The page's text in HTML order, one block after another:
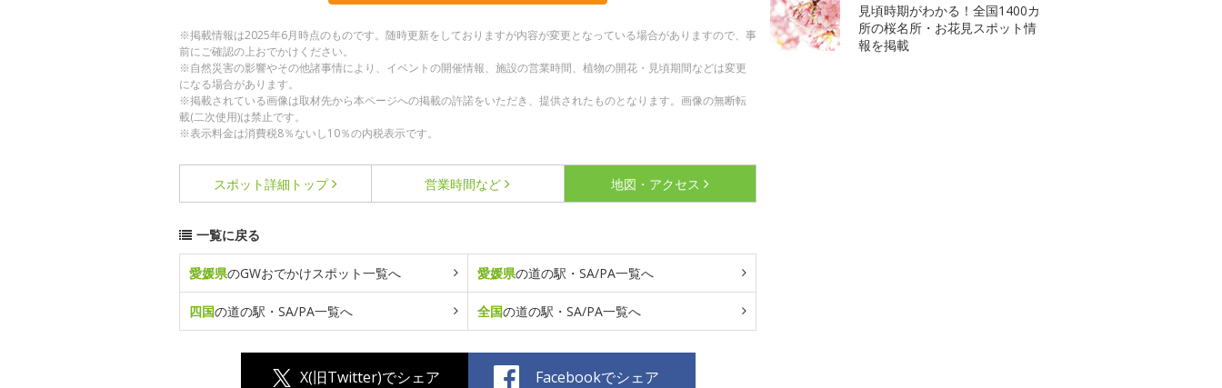
※掲載情報は2025年6月時点のものです。随時更新をしておりますが内容が変更となっている場合がありますので、事
前にご確認の上おでかけください。
※自然災害の影響やその他諸事情により、イベントの開催情報、施設の営業時間、植物の開花・見頃期間などは変更
になる場合があります。
※掲載されている画像は取材先から本ページへの掲載の許諾をいただき、提供されたものとなります。画像の無断転
載(二次使用)は禁止です。
※表示料金は消費税8％ないし10％の内税表示です。
スポット詳細 トップ 営業時間など 地図・アクセス
一覧に戻る
愛媛県のGWおでかけスポット一覧へ 愛媛県の道の駅・SA/PA一覧へ
四国の道の駅・SA/PA一覧へ 全国の道の駅・SA/PA一覧へ
X(旧Twitter)でシェア Facebookでシェア
見頃時期がわかる！全国1400カ
所の桜名所・お花見スポット情
報を掲載